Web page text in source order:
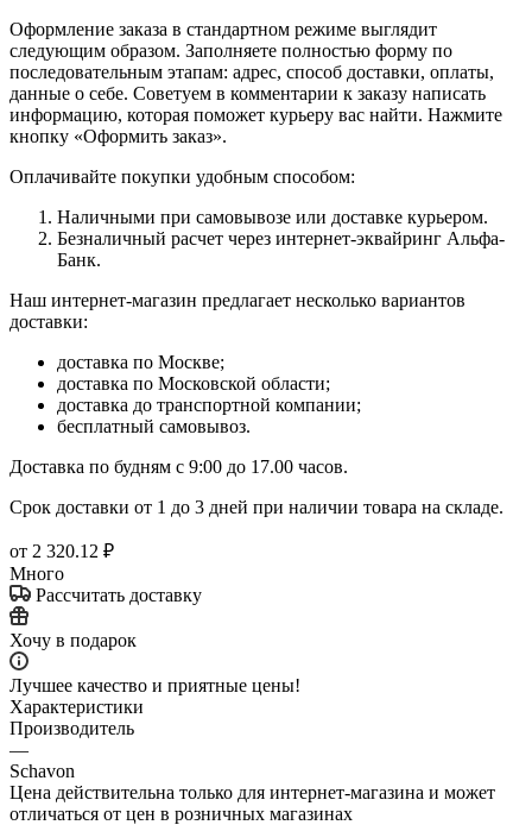
Оформление заказа в стандартном режиме выглядит
следующим образом. Заполняете полностью форму по
последовательным этапам: адрес, способ доставки, оплаты,
данные о себе. Советуем в комментарии к заказу написать
информацию, которая поможет курьеру вас найти. Нажмите
кнопку «Оформить заказ».
Оплачивайте покупки удобным способом:
Наличными при самовывозе или доставке курьером.
Безналичный расчет через интернет-эквайринг Альфа-
Банк.
Наш интернет-магазин предлагает несколько вариантов
доставки:
доставка по Москве;
доставка по Московской области;
доставка до транспортной компании;
бесплатный самовывоз.
Доставка по будням с 9:00 до 17.00 часов.
Срок доставки от 1 до 3 дней при наличии товара на складе.
от 2 320.12 ₽
Много
Рассчитать доставку
Хочу в подарок
Лучшее качество и приятные цены!
Характеристики
Производитель
—
Schavon
Цена действительна только для интернет-магазина и может
отличаться от цен в розничных магазинах